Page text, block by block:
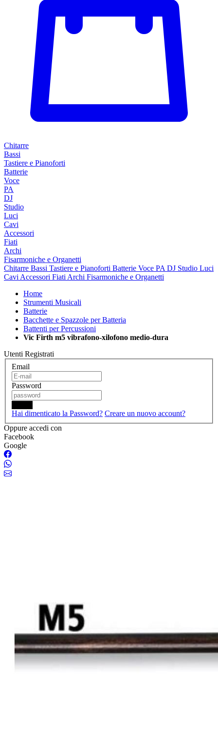
Chitarre
Bassi
Tastiere e Pianoforti
Batterie
Voce
PA
DJ
Studio
Luci
Cavi
Accessori
Fiati
Archi
Fisarmoniche e Organetti
Chitarre Bassi Tastiere e Pianoforti Batterie Voce PA DJ Studio Luci
Cavi Accessori Fiati Archi Fisarmoniche e Organetti
Home
Strumenti Musicali
Batterie
Bacchette e Spazzole per Batteria
Battenti per Percussioni
Vic Firth m5 vibrafono-xilofono medio-dura
Utenti Registrati
Email
Password
Hai dimenticato la Password? Creare un nuovo account?
Oppure accedi con
Facebook
Google